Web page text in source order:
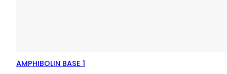
AMPHIBOLIN BASE 1